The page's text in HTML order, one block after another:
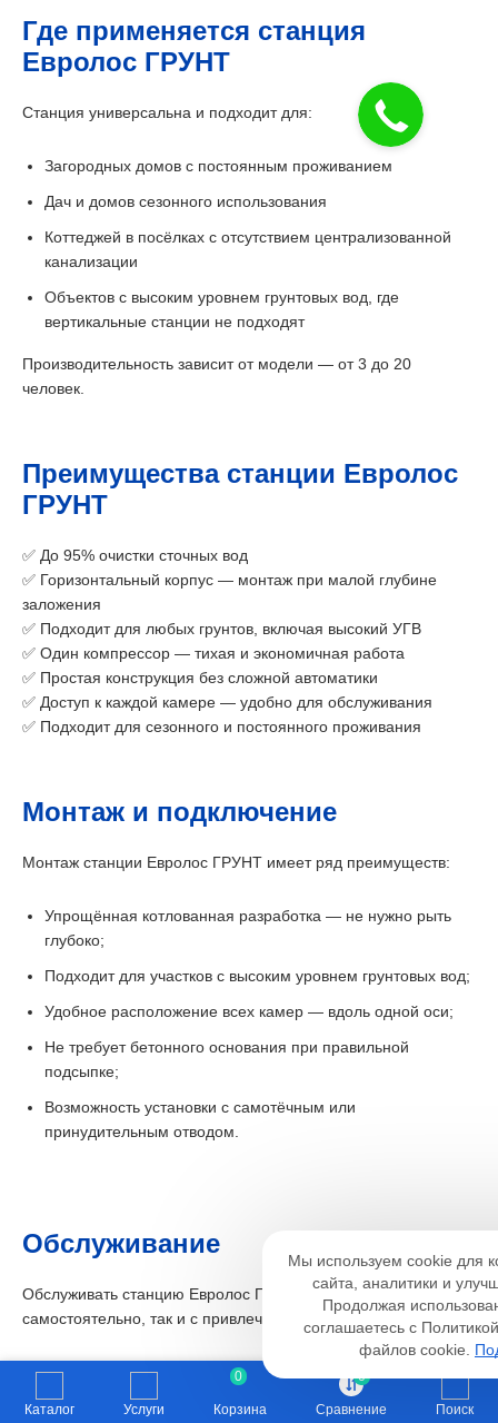
Где применяется станция
Евролос ГРУНТ
Станция универсальна и подходит для:
Загородных домов с постоянным проживанием
Дач и домов сезонного использования
Коттеджей в посёлках с отсутствием централизованной
канализации
Объектов с высоким уровнем грунтовых вод, где
вертикальные станции не подходят
Производительность зависит от модели — от 3 до 20
человек.
Преимущества станции Евролос
ГРУНТ
✅ До 95% очистки сточных вод
✅ Горизонтальный корпус — монтаж при малой глубине
заложения
✅ Подходит для любых грунтов, включая высокий УГВ
✅ Один компрессор — тихая и экономичная работа
✅ Простая конструкция без сложной автоматики
✅ Доступ к каждой камере — удобно для обслуживания
✅ Подходит для сезонного и постоянного проживания
Монтаж и подключение
Монтаж станции Евролос ГРУНТ имеет ряд преимуществ:
Упрощённая котлованная разработка — не нужно рыть
глубоко;
Подходит для участков с высоким уровнем грунтовых вод;
Удобное расположение всех камер — вдоль одной оси;
Не требует бетонного основания при правильной
подсыпке;
Возможность установки с самотёчным или
принудительным отводом.
Обслуживание
Обслуживать станцию Евролос ГРУНТ можно как
самостоятельно, так и с привлечением специалистов:
1–2 раза в год — откачка ила из последней камеры;
Контроль работы компрессора и чистота биозагрузки;
Каталог Услуги
0
Корзина
0
Сравнение Поиск
Мы используем cookie для
сайта, аналитики и
Продолжая
соглашаетесь с
файлов cookie.
Необходимые
Функциональные